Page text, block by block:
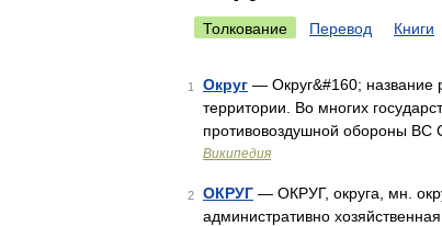
Толкование Перевод Книги
1 Округ — Округ&#160; название
территории. Во многих
противовоздушной обороны ВС
Википедия
2 ОКРУГ — ОКРУГ, округа, мн.
административно